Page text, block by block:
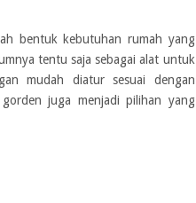
bentuk kebutuhan rumah yang
tentu saja sebagai alat untuk
mudah diatur sesuai dengan
juga menjadi pilihan yang